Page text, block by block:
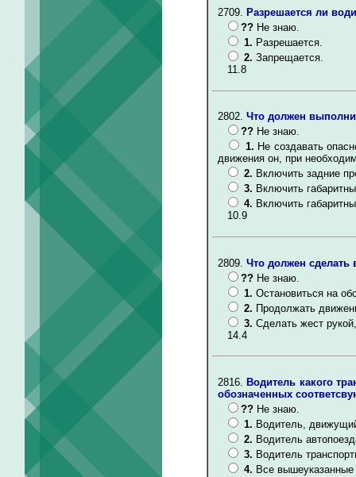
2709. Разрешается ли
?? Не знаю.
1. Разрешается.
2. Запрещается.
11.8
2802. Что должен
?? Не знаю.
1. Не создавать
движения он, при
2. Включить задние
3. Включить
4. Включить
10.9
2809. Что должен сделать
?? Не знаю.
1. Остановиться на
2. Продолжать
3. Сделать жест
14.4
2816.
Водитель какого
обозначенных
?? Не знаю.
1. Водитель,
2. Водитель
3. Водитель
4. Все вышеуказанные